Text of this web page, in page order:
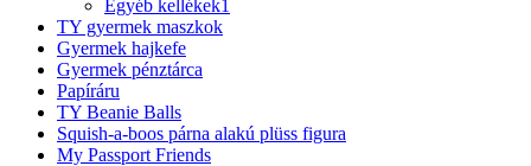
Egyéb kellékek1
TY gyermek maszkok
Gyermek hajkefe
Gyermek pénztárca
Papíráru
TY Beanie Balls
Squish-a-boos párna alakú plüss figura
My Passport Friends